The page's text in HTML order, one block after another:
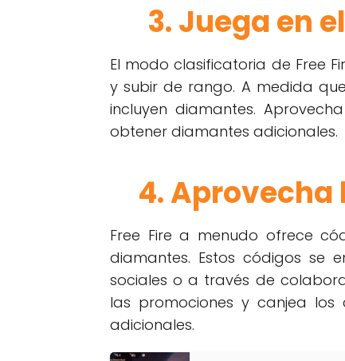
3. Juega en
El modo clasificatoria de Free
y subir de rango. A medida
incluyen diamantes.
obtener diamantes adicionales.
4. Aprovecha
Free Fire a menudo ofrece
diamantes. Estos códigos se
sociales o a través de
las promociones y canjea
adicionales.